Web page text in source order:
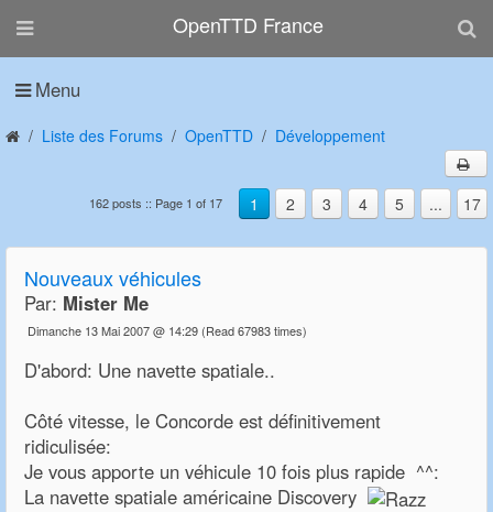
OpenTTD France
Menu
Liste des Forums OpenTTD Développement
1 2 3 4 5 ... 17
162 posts :: Page 1 of 17
Nouveaux véhicules
Par: Mister Me
Dimanche 13 Mai 2007 @ 14:29 (Read 67983 times)
D'abord: Une navette spatiale..
Côté vitesse, le Concorde est définitivement
ridiculisée:
Je vous apporte un véhicule 10 fois plus rapide ^^:
La navette spatiale américaine Discovery